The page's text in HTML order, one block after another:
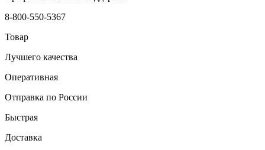
8-800-550-5367
Товар
Лучшего качества
Оперативная
Отправка по России
Быстрая
Доставка